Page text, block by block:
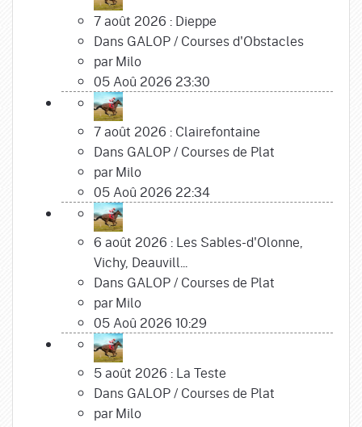
7 août 2026 : Dieppe
Dans GALOP/ Courses d'Obstacles
parMilo
05 Aoû 2026 23:30
7 août 2026 : Clairefontaine
Dans GALOP/ Courses de Plat
parMilo
05 Aoû 2026 22:34
6 août 2026 : Les Sables-d'Olonne,
Vichy, Deauvill...
Dans GALOP/ Courses de Plat
parMilo
05 Aoû 2026 10:29
5 août 2026 : La Teste
Dans GALOP/ Courses de Plat
parMilo